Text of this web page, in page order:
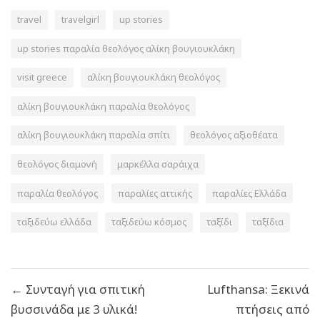
travel travelgirl up stories
up stories παραλία θεολόγος αλίκη βουγιουκλάκη
visit greece αλίκη βουγιουκλάκη θεολόγος
αλίκη βουγιουκλάκη παραλία θεολόγος
αλίκη βουγιουκλάκη παραλία σπίτι θεολόγος αξιοθέατα
θεολόγος διαμονή μαρκέλλα σαράιχα
παραλία θεολόγος παραλίες αττικής παραλίες Ελλάδα
ταξιδεύω ελλάδα ταξιδεύω κόσμος ταξίδι ταξίδια
άρθρων
← Συνταγή για σπιτική
βυσσινάδα με 3 υλικά!
Lufthansa: Ξεκινά
πτήσεις από